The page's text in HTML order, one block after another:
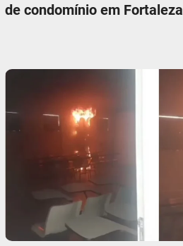
de condomínio em Fortaleza